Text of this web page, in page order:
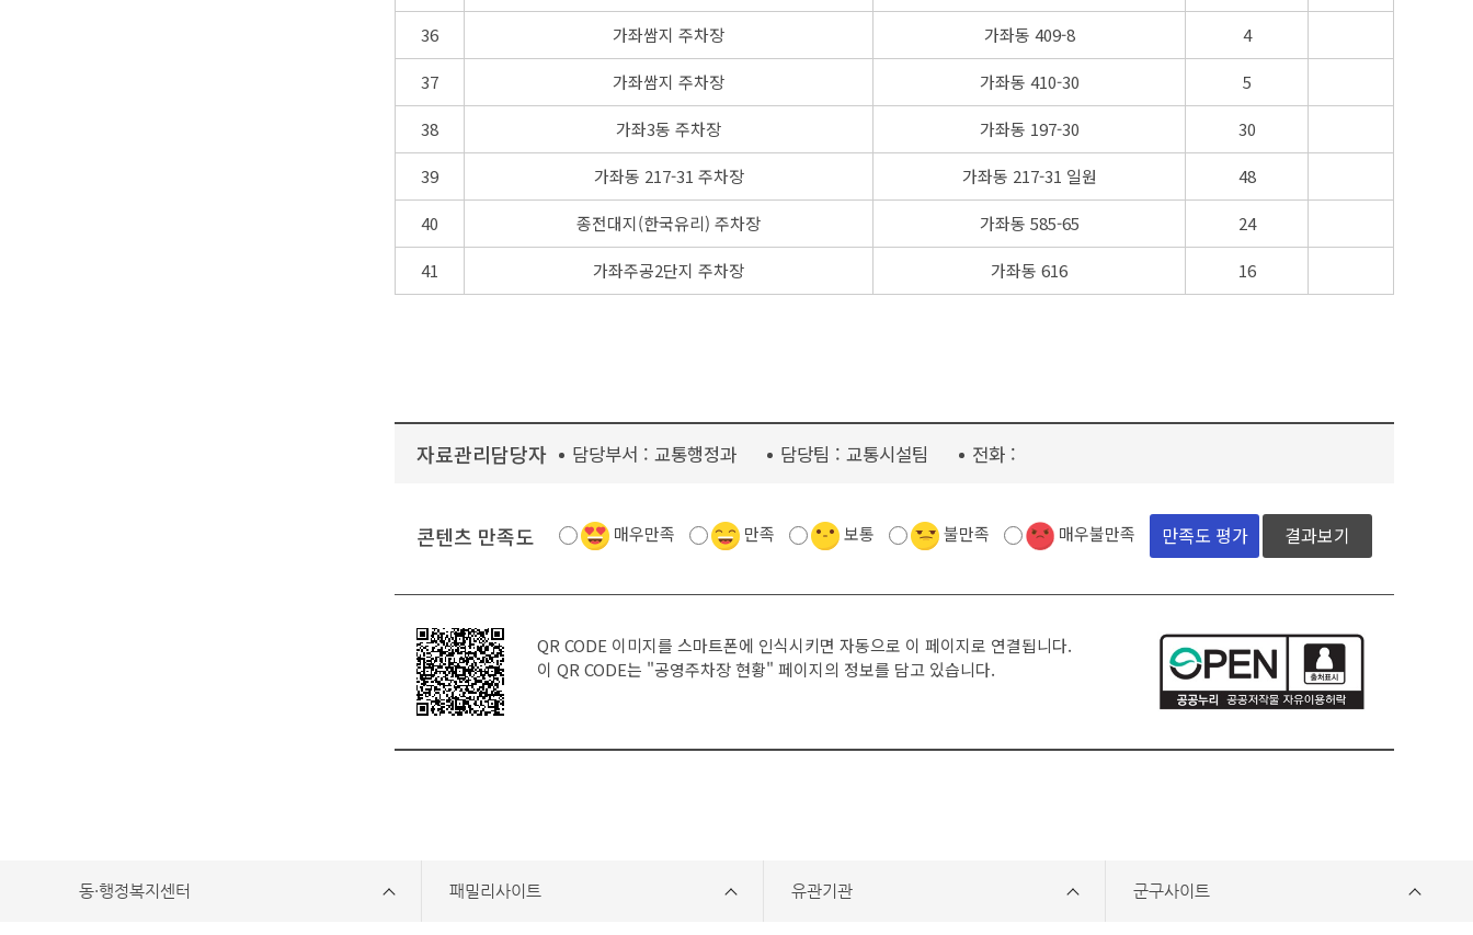
36 가좌쌈지 주차장 가좌동 409-8 4
37 가좌쌈지 주차장 가좌동 410-30 5
38 가좌3동 주차장 가좌동 197-30 30
39 가좌동 217-31 주차장 가좌동 217-31 일원 48
40 종전대지(한국유리) 주차장 가좌동 585-65 24
41 가좌주공2단지 주차장 가좌동 616 16
자료관리담당자 담당부서 : 교통행정과 담당팀 : 교통시설팀 전화 :
콘텐츠 만족도 매우만족 만족 보통 불만족 매우불만족 결과보기
QR CODE 이미지를 스마트폰에 인식시키면 자동으로 이 페이지로 연결됩니다.
이 QR CODE는 "공영주차장 현황" 페이지의 정보를 담고 있습니다.
동·행정복지센터 패밀리사이트 유관기관 군구사이트